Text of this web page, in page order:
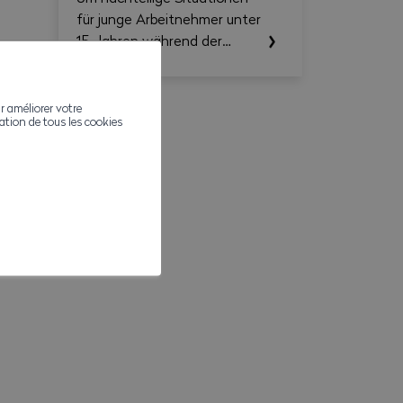
Zusammenfassung erstellen.
für junge Arbeitnehmer unter
15 Jahren während der
einschlägigen
Rechtsvorschriften
améliorer votre
de tous les cookies